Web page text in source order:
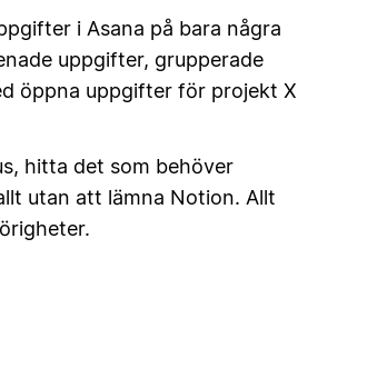
i Asana på bara några
uppgifter, grupperade
öppna uppgifter för projekt X
hitta det som behöver
utan att lämna Notion. Allt